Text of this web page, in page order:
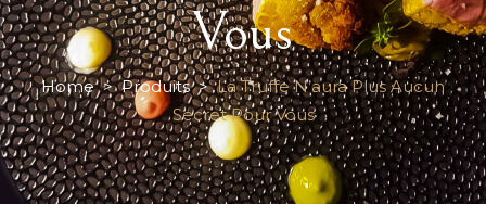
Vous
Home>Produits>La Truffe N’aura Plus Aucun
Secret Pour Vous